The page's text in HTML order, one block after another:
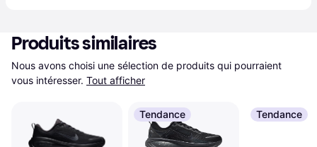
Produits similaires
Nous avons choisi une sélection de produits qui pourraient
vous intéresser. Tout afficher
Tendance Tendance